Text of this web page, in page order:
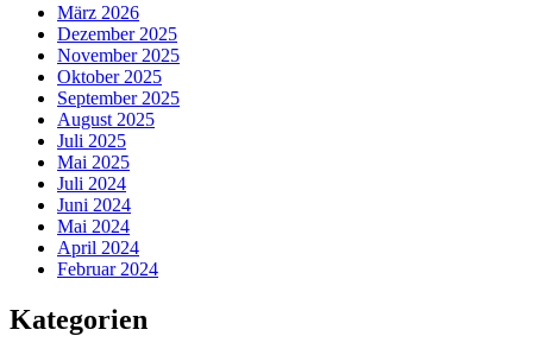
März 2026
Dezember 2025
November 2025
Oktober 2025
September 2025
August 2025
Juli 2025
Mai 2025
Juli 2024
Juni 2024
Mai 2024
April 2024
Februar 2024
Kategorien